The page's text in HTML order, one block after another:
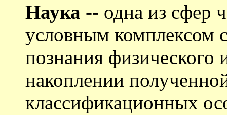
Наука -- одна из сфер
условным комплексом
познания
накоплении
классификационных